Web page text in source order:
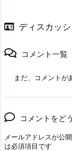
ディスカッ
コメント一覧
まだ、コメントが
コメントをど
メールアドレスが公
は必須項目です